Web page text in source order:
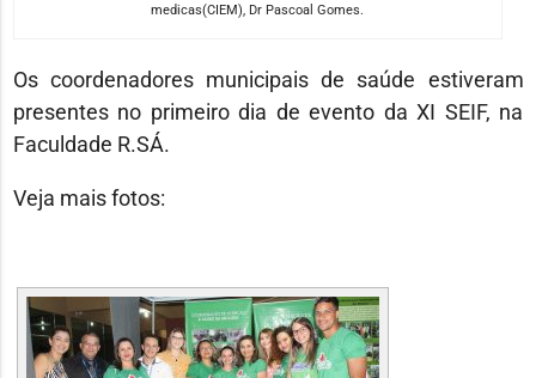
medicas(CIEM), Dr Pascoal Gomes.
Os coordenadores municipais de saúde estiveram
presentes no primeiro dia de evento da XI SEIF, na
Faculdade R.SÁ.
Veja mais fotos: